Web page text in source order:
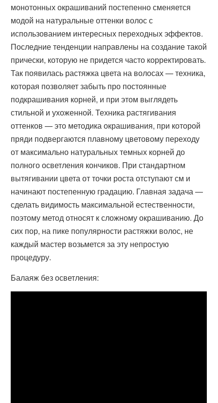
монотонных окрашиваний постепенно сменяется
модой на натуральные оттенки волос с
использованием интересных переходных эффектов.
Последние тенденции направлены на создание такой
прически, которую не придется часто корректировать.
Так появилась растяжка цвета на волосах — техника,
которая позволяет забыть про постоянные
подкрашивания корней, и при этом выглядеть
стильной и ухоженной. Техника растягивания
оттенков — это методика окрашивания, при которой
пряди подвергаются плавному цветовому переходу
от максимально натуральных темных корней до
полного осветления кончиков. При стандартном
вытягивании цвета от точки роста отступают см и
начинают постепенную градацию. Главная задача —
сделать видимость максимальной естественности,
поэтому метод относят к сложному окрашиванию. До
сих пор, на пике популярности растяжки волос, не
каждый мастер возьмется за эту непростую
процедуру.
Балаяж без осветления: